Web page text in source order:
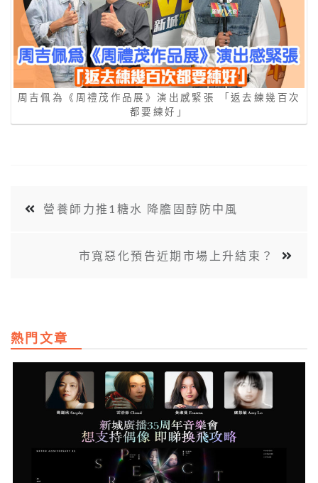
周吉佩為《周禮茂作品展》演出感緊張 「返去練幾百次
都要練好」
營養師力推1糖水 降膽固醇防中風
市寬惡化預告近期市場上升結束？
熱門文章